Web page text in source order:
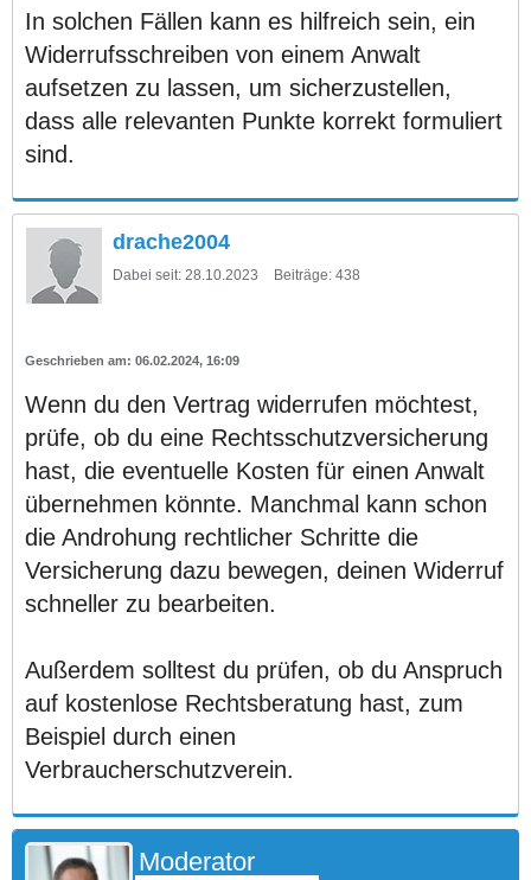
In solchen Fällen kann es hilfreich sein, ein
Widerrufsschreiben von einem Anwalt
aufsetzen zu lassen, um sicherzustellen,
dass alle relevanten Punkte korrekt formuliert
sind.
drache2004
Dabei seit: 28.10.2023 Beiträge: 438
06.02.2024, 16:09
Wenn du den Vertrag widerrufen möchtest,
prüfe, ob du eine Rechtsschutzversicherung
hast, die eventuelle Kosten für einen Anwalt
übernehmen könnte. Manchmal kann schon
die Androhung rechtlicher Schritte die
Versicherung dazu bewegen, deinen Widerruf
schneller zu bearbeiten.
Außerdem solltest du prüfen, ob du Anspruch
auf kostenlose Rechtsberatung hast, zum
Beispiel durch einen
Verbraucherschutzverein.
Moderator